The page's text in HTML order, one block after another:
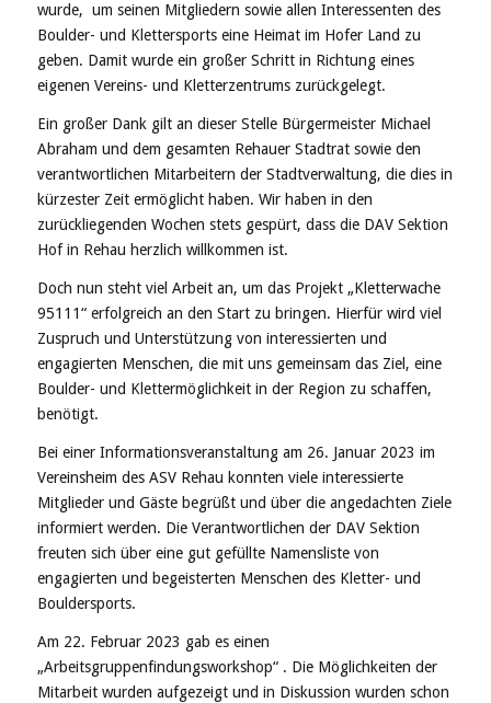
wurde, um seinen Mitgliedern sowie allen Interessenten des
Boulder- und Klettersports eine Heimat im Hofer Land zu
geben. Damit wurde ein großer Schritt in Richtung eines
eigenen Vereins- und Kletterzentrums zurückgelegt.
Ein großer Dank gilt an dieser Stelle Bürgermeister Michael
Abraham und dem gesamten Rehauer Stadtrat sowie den
verantwortlichen Mitarbeitern der Stadtverwaltung, die dies in
kürzester Zeit ermöglicht haben. Wir haben in den
zurückliegenden Wochen stets gespürt, dass die DAV Sektion
Hof in Rehau herzlich willkommen ist.
Doch nun steht viel Arbeit an, um das Projekt „Kletterwache
95111“ erfolgreich an den Start zu bringen. Hierfür wird viel
Zuspruch und Unterstützung von interessierten und
engagierten Menschen, die mit uns gemeinsam das Ziel, eine
Boulder- und Klettermöglichkeit in der Region zu schaffen,
benötigt.
Bei einer Informationsveranstaltung am 26. Januar 2023 im
Vereinsheim des ASV Rehau konnten viele interessierte
Mitglieder und Gäste begrüßt und über die angedachten Ziele
informiert werden. Die Verantwortlichen der DAV Sektion
freuten sich über eine gut gefüllte Namensliste von
engagierten und begeisterten Menschen des Kletter- und
Bouldersports.
Am 22. Februar 2023 gab es einen
„Arbeitsgruppenfindungsworkshop“ . Die Möglichkeiten der
Mitarbeit wurden aufgezeigt und in Diskussion wurden schon